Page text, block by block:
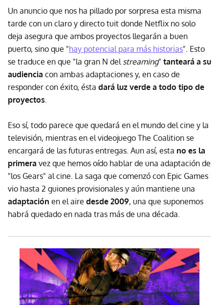
Un anuncio que nos ha pillado por sorpresa esta misma
tarde con un claro y directo tuit donde Netflix no solo
deja asegura que ambos proyectos llegarán a buen
puerto, sino que "hay potencial para más historias". Esto
se traduce en que "la gran N del streaming" tanteará a su
audiencia con ambas adaptaciones y, en caso de
responder con éxito, ésta dará luz verde a todo tipo de
proyectos
Eso sí, todo parece que quedará en el mundo del cine y la
televisión, mientras en el videojuego The Coalition se
encargará de las futuras entregas. Aun así, esta no es la
primera vez que hemos oído hablar de una adaptación de
"los Gears" al cine. La saga que comenzó con Epic Games
vio hasta 2 guiones provisionales y aún mantiene una
adaptación en el aire desde 2009, una que suponemos
habrá quedado en nada tras más de una década.